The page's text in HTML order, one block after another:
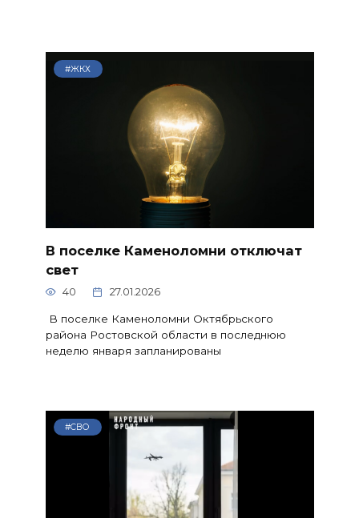
#ЖКХ
В поселке Каменоломни отключат
свет
40 27.01.2026
В поселке Каменоломни Октябрьского
района Ростовской области в последнюю
неделю января запланированы
#СВО